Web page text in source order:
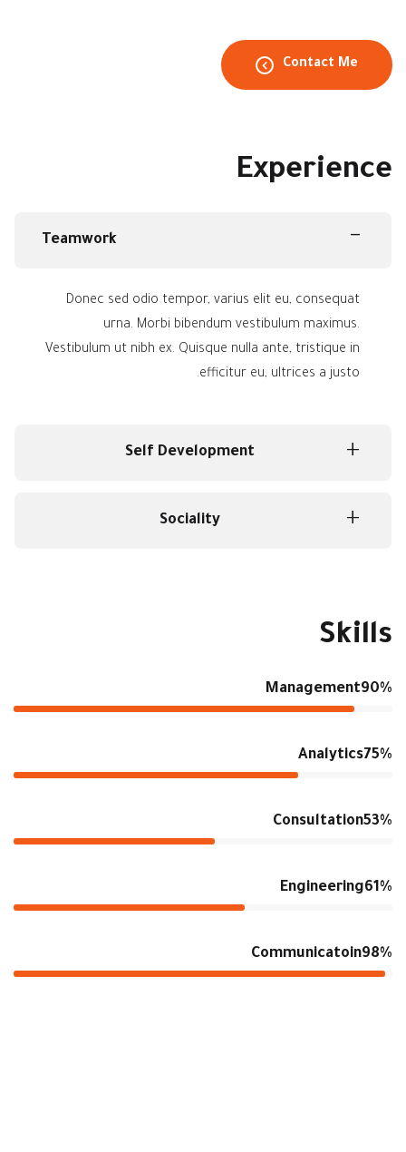
Contact Me
Experience
Teamwork
Donec sed odio tempor, varius elit eu, consequat
urna. Morbi bibendum vestibulum maximus.
Vestibulum ut nibh ex. Quisque nulla ante, tristique in
efficitur eu, ultrices a justo.
Self Development
Sociality
Skills
Management90%
Analytics75%
Consultation53%
Engineering61%
Communicatoin98%